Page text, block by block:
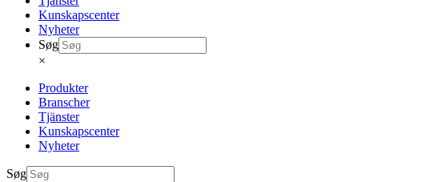
Kunskapscenter
Nyheter
Søg
×
Produkter
Branscher
Tjänster
Kunskapscenter
Nyheter
Søg